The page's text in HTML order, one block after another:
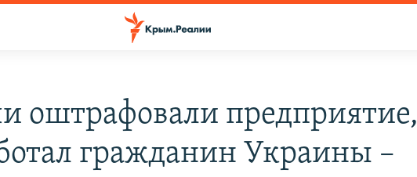
оштрафовали предприятие,
гражданин Украины –